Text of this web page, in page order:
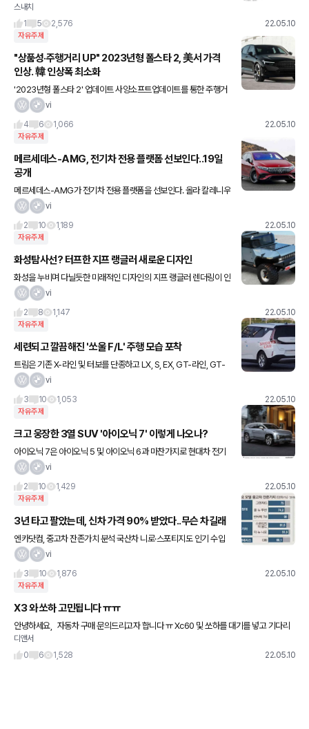
스내치
1
5 2,576 22.05.10
자유주제
"상품성·주행거리 UP" 2023년형 폴스타 2, 美서 가격
인상. 韓 인상폭 최소화
'2023년형 폴스타 2' 업데이트 사양소프트업데이트를 통한 주행거
리와 히트펌프 업데이트도 눈길을 끈다. 2023년형 폴스타 2 싱글모
vi
4
6 1,066 22.05.10
자유주제
메르세데스-AMG, 전기차 전용 플랫폼 선보인다..19일
공개
메르세데스-AMG가 전기차 전용 플랫폼을 선보인다. 올라 칼레니우
스 메르세데스-벤츠 회장은 9일(현지시간) 로이터통신 등 외신과의
vi
2
10 1,189 22.05.10
자유주제
화성탐사선? 터프한 지프 랭글러 새로운 디자인
화성을 누비며 다닐듯한 미래적인 디자인의 지프 랭글러 렌더링이 인
터넷에서 화제를 모으고 있다. 아트 포트폴리오 홈페이지 ‘비핸스’(B
vi
2
8 1,147 22.05.10
자유주제
세련되고 깔끔해진 '쏘울 F/L' 주행 모습 포착
트림은 기존 X-라인 및 터보를 단종하고 LX, S, EX, GT-라인, GT-
라인 테크 트림으로 제공한다. 라인업에 추가된 새로운 LX 트림에는
vi
3
10 1,053 22.05.10
자유주제
크고 웅장한 3열 SUV '아이오닉 7' 이렇게 나오나?
아이오닉 7은 아이오닉 5 및 아이오닉 6과 마찬가지로 현대차 전기
차 전용 E-GMP 플랫폼을 기반으로 제작한다. 800V 배터리 및 35
vi
2
10 1,429 22.05.10
자유주제
3년 타고 팔았는데, 신차 가격 90% 받았다..무슨 차길래
엔카닷컴, 중고차 잔존가치 분석 국산차 니로·스포티지도 인기 수입
차 1위는 테슬라 모델3 세단보다 SUV 가격 높게 책정 신차 출시 지
vi
3
10 1,876 22.05.10
자유주제
X3 와 쏘하 고민됩니다 ㅠㅠ
안녕하세요, 자동차 구매 문의드리고자 합니다 ㅠ Xc60 및 쏘하를 대기를 넣고 기다리
고 있던 와중에.. 최근 취등록세 면제를 받을기회가 생겼습니다.(450만원 이하) 다만 사
정
디앤서
0
6 1,528 22.05.10